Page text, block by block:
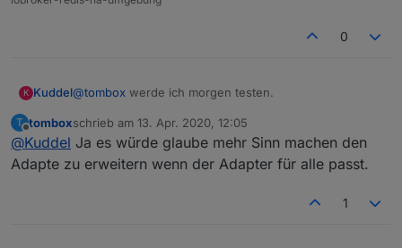
Wenn jemand seine Widgets anpasst könnte ich sie in
Für Featurewünsche und Bugs bitte den test thread
gartenbewässerung-v0-0-x
0
K Kuddel@tombox werde ich morgen testen.
also werde ich keine Erweiterungen mehr in mein
Skript einbauen oder ?
also alles bei issue für den Adapter in github posten?
T
Offline
tomboxschrieb am 13. Apr. 2020, 12:05
zuletzt editiert von
@Kuddel Ja es würde glaube mehr Sinn machen den
Adapte zu erweitern wenn der Adapter für alle passt.
1